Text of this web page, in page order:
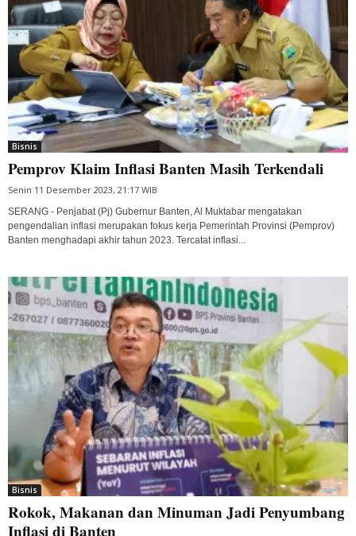
Bisnis
Pemprov Klaim Inflasi Banten Masih Terkendali
Senin 11 Desember 2023, 21:17 WIB
SERANG - Penjabat (Pj) Gubernur Banten, Al Muktabar mengatakan
pengendalian inflasi merupakan fokus kerja Pemerintah Provinsi (Pemprov)
Banten menghadapi akhir tahun 2023. Tercatat inflasi...
Bisnis
Rokok, Makanan dan Minuman Jadi Penyumbang
Inflasi di Banten